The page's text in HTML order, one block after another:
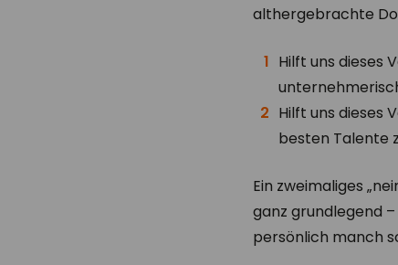
althergebrachte
Hilft uns dieses
Hilft uns dieses
besten Talente
Ein zweimaliges
ganz grundlegend
persönlich manch